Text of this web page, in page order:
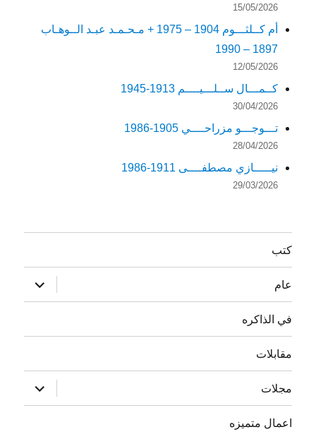
15/05/2026
أم كــلثـــوم 1904 – 1975 + مـحـمـد عبـد الــوهـاب
1897 – 1990
12/05/2026
كــمـــال ســلـــيــــم 1913-1945
30/04/2026
تـــوجـــو مزراحــــي 1905-1986
28/04/2026
نيـــــازي مصطفــــى 1911-1986
29/03/2026
كتب
عام
توسيع
القائمة
الفرعية
في الذاكره
مقابلات
مجلات
توسيع
القائمة
الفرعية
اعمال متميزه